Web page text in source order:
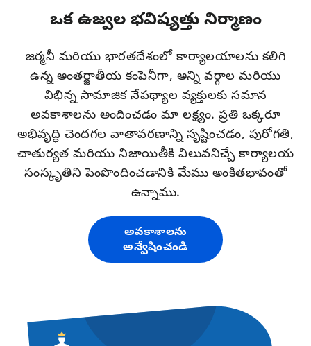
ఒక ఉజ్వల భవిష్యత్తు నిర్మాణం
జర్మనీ మరియు భారతదేశంలో కార్యాలయాలను కలిగి
ఉన్న అంతర్జాతీయ కంపెనీగా, అన్ని వర్గాల మరియు
విభిన్న సామాజిక నేపథ్యాల వ్యక్తులకు సమాన
అవకాశాలను అందించడం మా లక్ష్యం. ప్రతి ఒక్కరూ
అభివృద్ధి చెందగల వాతావరణాన్ని సృష్టించడం, పురోగతి,
చాతుర్యత మరియు నిజాయితీకి విలువనిచ్చే కార్యాలయ
సంస్కృతిని పెంపొందించడానికి మేము అంకితభావంతో
ఉన్నాము.
అవకాశాలను
అన్వేషించండి